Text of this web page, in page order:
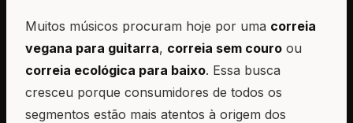
Muitos músicos procuram hoje por uma correia
vegana para guitarra, correia sem couro ou
correia ecológica para baixo. Essa busca
cresceu porque consumidores de todos os
segmentos estão mais atentos à origem dos